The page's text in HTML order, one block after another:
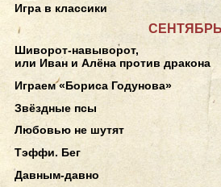
Игра в классики
СЕНТЯБРЬ
Шиворот-навыворот,
или Иван и Алёна против дракона
Играем «Бориса Годунова»
Звёздные псы
Любовью не шутят
Тэффи. Бег
Давным-давно